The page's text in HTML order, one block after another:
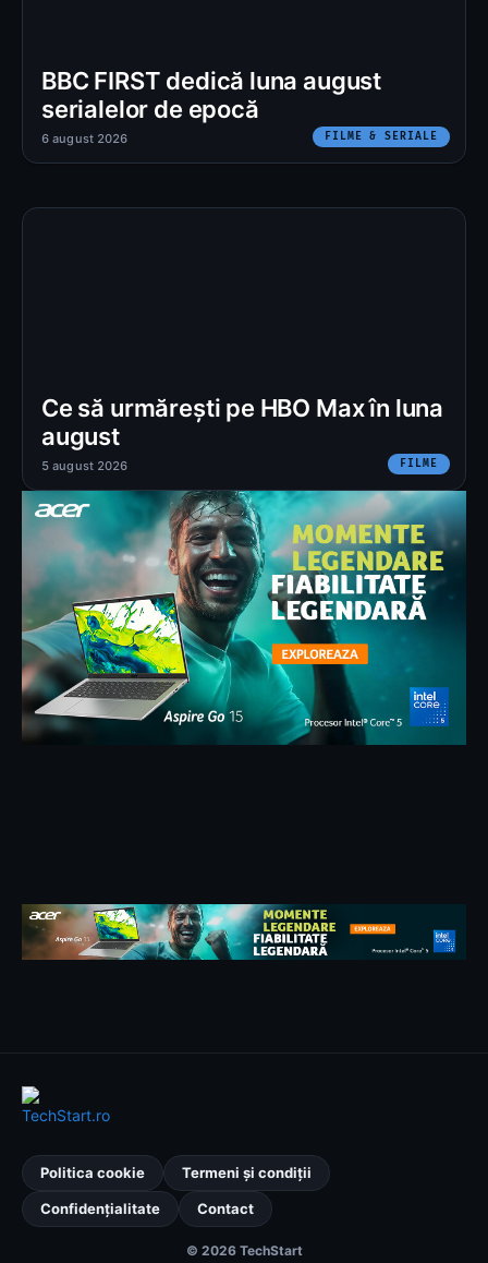
BBC FIRST dedică luna august
serialelor de epocă
FILME & SERIALE
6 august 2026
Ce să urmărești pe HBO Max în luna
august
FILME
5 august 2026
Politica cookie Termeni și condiții
Confidențialitate Contact
© 2026 TechStart